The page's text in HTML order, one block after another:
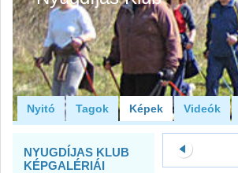
Nyitó Tagok Képek Videók
NYUGDÍJAS KLUB
KÉPGALÉRIÁI